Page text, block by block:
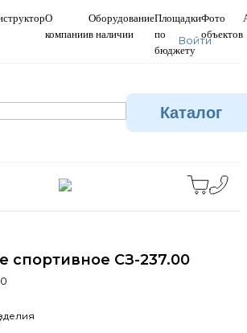
О
компании
Оборудование
в наличии
Площадки
по
бюджету
Фото
объектов
Войти
Каталог
спортивное СЗ-237.00